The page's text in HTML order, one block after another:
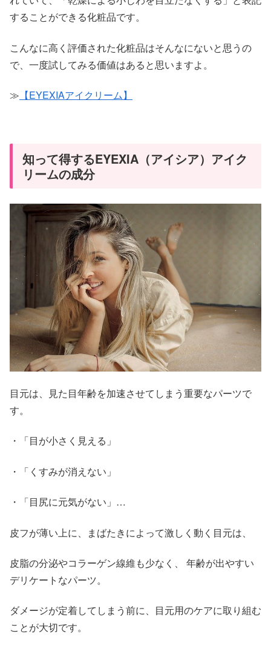
することができる化粧品です。
こんなに高く評価された化粧品はそんなにないと思うの
で、一度試してみる価値はあると思いますよ。
≫ 【EYEXIAアイクリーム】
知って得するEYEXIA（アイシア）アイク
リームの成分
目元は、見た目年齢を加速させてしまう重要なパーツで
す。
・「目が小さく見える」
・「くすみが消えない」
・「目尻に元気がない」…
皮フが薄い上に、まばたきによって激しく動く目元は、
皮脂の分泌やコラーゲン線維も少なく、 年齢が出やすい
デリケートなパーツ。
ダメージが定着してしまう前に、目元用のケアに取り組む
ことが大切です。